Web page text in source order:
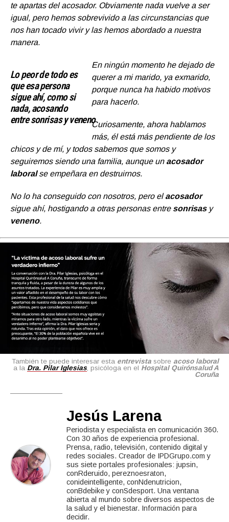
te apartas del acosador. Obviamente nada vuelve a ser
igual, pero hemos sobrevivido a las circunstancias que
nos han tocado vivir y las hemos abordado a nuestra
manera.
Lo peor de todo es
que esa persona
sigue ahí, como si
nada, acosando
entre sonrisas y veneno
En ningún momento he dejado de
querer a mi marido, ya exmarido,
porque nunca ha habido motivos
para hacerlo.
Curiosamente, ahora hablamos
más, él está más pendiente de los
chicos y de mí, y todos sabemos que somos y
seguiremos siendo una familia, aunque un acosador
laboralse empeñara en destruirnos.
No lo ha conseguido con nosotros, pero elacosador
sigue ahí, hostigando a otras personas entre sonrisasy
veneno.
También te puede interesar esta entrevista sobre acoso laboral
a la Dra. Pilar Iglesias, psicóloga en el Hospital Quirónsalud A
Coruña
Jesús Larena
Periodista y especialista en comunicación 360.
Con 30 años de experiencia profesional.
Prensa, radio, televisión, contenido digital y
redes sociales. Creador de IPDGrupo.com y
sus siete portales profesionales: jupsin,
conRderuido, pereznoesraton,
conideintelligente, conNdenutricion,
conBdebike y conSdesport. Una ventana
abierta al mundo sobre diversos aspectos de
la salud y el bienestar. Información para
decidir.